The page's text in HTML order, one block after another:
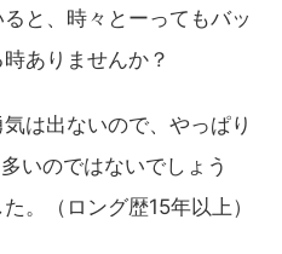
と、時々とーってもバッ
ありませんか？
は出ないので、やっぱり
いのではないでしょう
。（ロング歴15年以上）